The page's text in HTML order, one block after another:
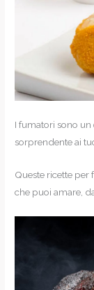
I fumatori sono
sorprendente ai
Queste ricette
che puoi amare,